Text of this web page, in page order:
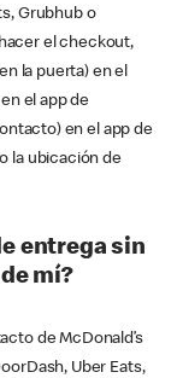
Grubhub o
el checkout,
la puerta) en el
el app de
en el app de
la ubicación de
entrega sin
mí?
de McDonald’s
Uber Eats,